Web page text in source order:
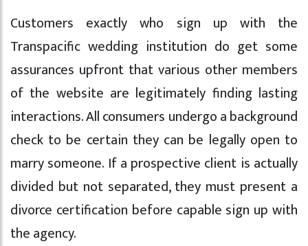
Customers exactly who sign up with the
Transpacific wedding institution do get some
assurances upfront that various other members
of the website are legitimately finding lasting
interactions. All consumers undergo a background
check to be certain they can be legally open to
marry someone. If a prospective client is actually
divided but not separated, they must present a
divorce certification before capable sign up with
the agency.